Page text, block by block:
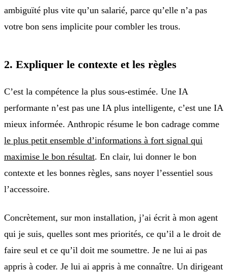
ambiguïté plus vite qu’un salarié, parce qu’elle n’a pas
votre bon sens implicite pour combler les trous.
2. Expliquer le contexte et les règles
C’est la compétence la plus sous-estimée. Une IA
performante n’est pas une IA plus intelligente, c’est une IA
mieux informée. Anthropic résume le bon cadrage comme
le plus petit ensemble d’informations à fort signal qui
maximise le bon résultat. En clair, lui donner le bon
contexte et les bonnes règles, sans noyer l’essentiel sous
l’accessoire.
Concrètement, sur mon installation, j’ai écrit à mon agent
qui je suis, quelles sont mes priorités, ce qu’il a le droit de
faire seul et ce qu’il doit me soumettre. Je ne lui ai pas
appris à coder. Je lui ai appris à me connaître. Un dirigeant